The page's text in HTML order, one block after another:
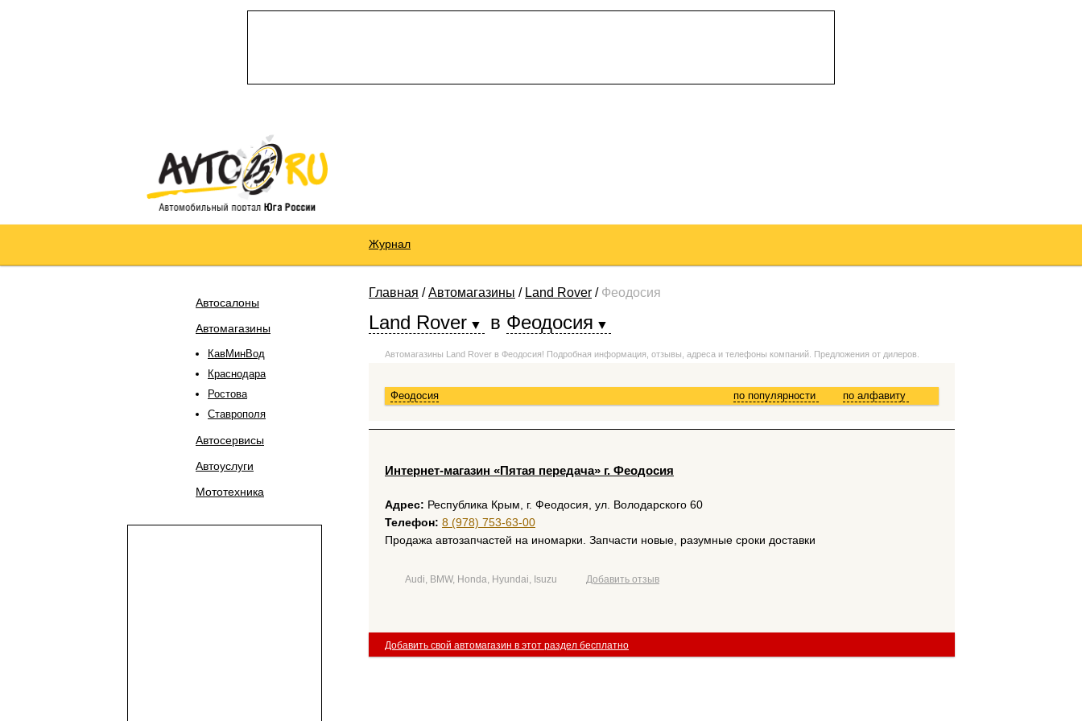
Журнал
Автосалоны
Автомагазины
КавМинВод
Краснодара
Ростова
Ставрополя
Автосервисы
Автоуслуги
Мототехника
Главная /Автомагазины / Land Rover / Феодосия
Land Rover в Феодосия
Автомагазины Land Rover в Феодосия! Подробная информация, отзывы, адреса и телефоны компаний. Предложения от дилеров.
Феодосия по алфавиту
по популярности
Интернет-магазин «Пятая передача» г. Феодосия
Адрес: Республика Крым, г. Феодосия, ул. Володарского 60
Телефон: 8 (978) 753-63-00
Продажа автозапчастей на иномарки. Запчасти новые, разумные сроки доставки
Audi, BMW, Honda, Hyundai, Isuzu Добавить отзыв
Добавить свой автомагазин в этот раздел бесплатно